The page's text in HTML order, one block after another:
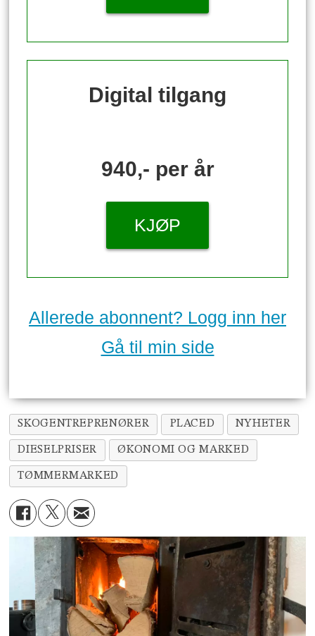
Digital tilgang
940,- per år
KJØP
Allerede abonnent? Logg inn her
Gå til min side
SKOGENTREPRENØRER PLACED NYHETER
DIESELPRISER ØKONOMI OG MARKED
TØMMERMARKED